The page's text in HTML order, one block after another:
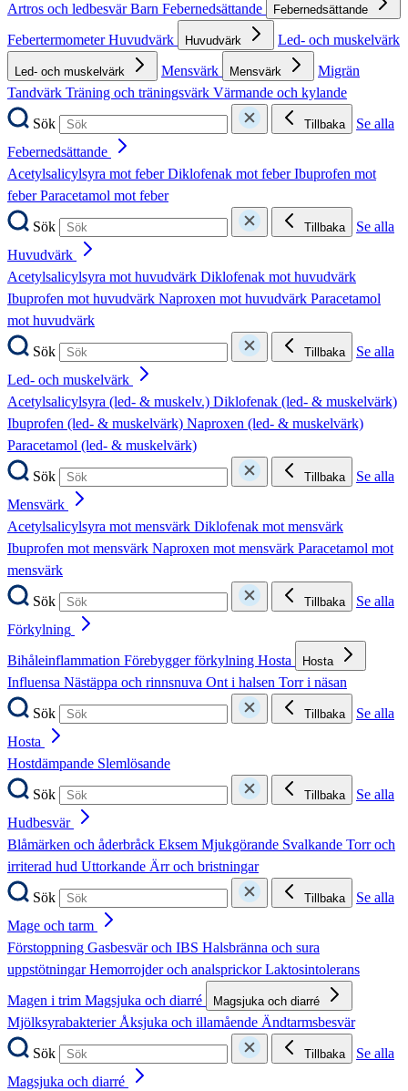
Artros och ledbesvärBarn Febernedsättande Febernedsättande
FebertermometerHuvudvärk Huvudvärk Led- och muskelvärk
Led- och muskelvärk Mensvärk Mensvärk
Migrän
Tandvärk Träning och träningsvärk Värmande och kylande
Sök
Tillbaka
Se alla
Febernedsättande
Acetylsalicylsyra mot feberDiklofenak mot feberIbuprofen mot
feberParacetamol mot feber
Sök
Tillbaka
Se alla
Huvudvärk
Acetylsalicylsyra mot huvudvärk Diklofenak mot huvudvärk
Ibuprofen mot huvudvärk Naproxen mot huvudvärk Paracetamol
mot huvudvärk
Sök
Tillbaka
Se alla
Led- och muskelvärk
Acetylsalicylsyra (led- & muskelv.) Diklofenak (led- & muskelvärk)
Ibuprofen (led- & muskelvärk) Naproxen (led- & muskelvärk)
Paracetamol (led- & muskelvärk)
Sök
Tillbaka
Se alla
Mensvärk
Acetylsalicylsyra mot mensvärk Diklofenak mot mensvärk
Ibuprofen mot mensvärk Naproxen mot mensvärk Paracetamol mot
mensvärk
Sök
Tillbaka
Se alla
Förkylning
Bihåleinflammation Förebygger förkylning Hosta Hosta
Influensa Nästäppa och rinnsnuva Ont i halsen Torr i näsan
Sök
Tillbaka
Se alla
Hosta
Hostdämpande Slemlösande
Sök
Tillbaka
Se alla
Hudbesvär
Blåmärken och åderbråck Eksem Mjukgörande Svalkande Torr och
irriterad hud Uttorkande Ärr och bristningar
Sök
Tillbaka
Se alla
Mage och tarm
Förstoppning Gasbesvär och IBS Halsbränna och sura
uppstötningarHemorrojder och analsprickorLaktosintolerans
Magen i trim Magsjuka och diarré Magsjuka och diarré
MjölksyrabakterierÅksjuka och illamående Ändtarmsbesvär
Sök
Tillbaka
Se alla
Magsjuka och diarré